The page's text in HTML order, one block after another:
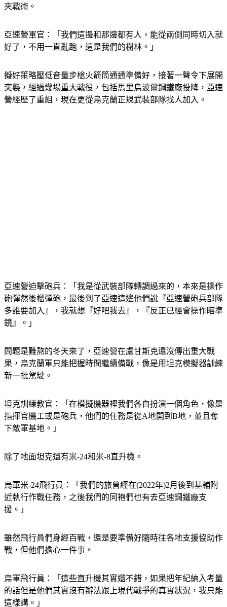
夾戰術。
亞速營軍官：「我們這邊和那邊都有人，能從兩側同時切入就
好了，不用一直亂跑，這是我們的樹林。」
擬好策略壓低音量步槍火箭筒通通準備好，接著一聲令下展開
突襲，經過幾場重大戰役，包括馬里烏波爾鋼鐵廠投降，亞速
營經歷了重組，現在更從烏克蘭正規武裝部隊找人加入。
亞速營迫擊砲兵：「我是從武裝部隊轉調過來的，本來是操作
砲彈然後榴彈砲，最後到了亞速這邊他們說『亞速營砲兵部隊
多誰要加入』，我就想『好吧我去』，『反正已經會操作瞄準
鏡』。」
問題是難熬的冬天來了，亞速營在盧甘斯克還沒傳出重大戰
果，烏克蘭軍只能把握時間繼續備戰，像是用坦克模擬器訓練
新一批駕駛。
坦克訓練教官：「在模擬機器裡我們各自扮演一個角色，像是
指揮官機工或是砲兵，他們的任務是從A地開到B地，並且奪
下敵軍基地。」
除了地面坦克還有米-24和米-8直升機。
烏軍米-24飛行員：「我們的旅曾經在(2022年)2月後到基輔附
近執行作戰任務，之後我們的同袍們也有去亞速鋼鐵廠支
援。」
雖然飛行員們身經百戰，還是要準備好隨時往各地支援協助作
戰，但他們擔心一件事。
烏軍飛行員：「這些直升機其實還不錯，如果把年紀納入考量
的話但是他們其實沒有辦法跟上現代戰爭的真實狀況，我只能
這樣講。」